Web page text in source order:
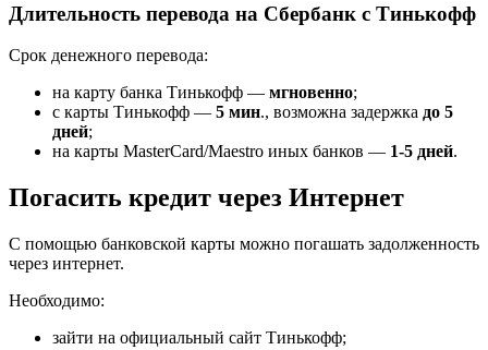
Длительность перевода на Сбербанк с Тинькофф
Срок денежного перевода:
на карту банка Тинькофф — мгновенно;
с карты Тинькофф — 5 мин., возможна задержка до 5
дней;
на карты MasterCard/Maestro иных банков — 1-5 дней.
Погасить кредит через Интернет
С помощью банковской карты можно погашать задолженность
через интернет.
Необходимо:
зайти на официальный сайт Тинькофф;